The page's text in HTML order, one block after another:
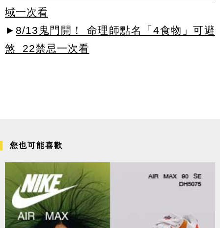
域一次看
► 8/13鬼門開！ 命理師點名「4食物」可避
煞 22禁忌一次看
您也可能喜歡